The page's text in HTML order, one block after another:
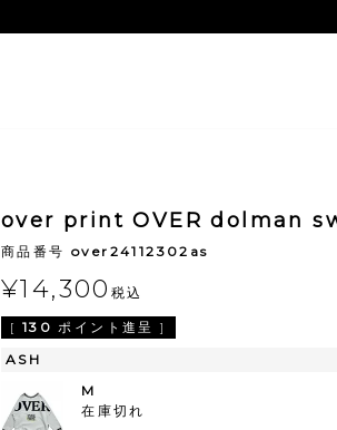
over print OVER dolman
商品番号 over24112302as
¥14,300 税込
[ 130 ポイント進呈 ]
ASH
M
在庫切れ